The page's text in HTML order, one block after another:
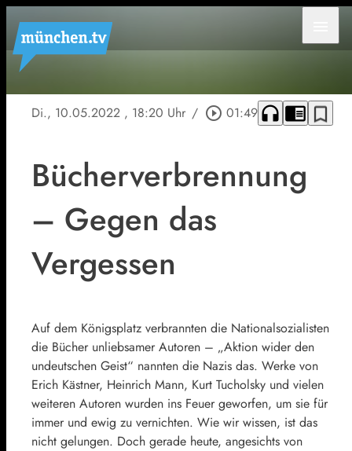
Di., 10.05.2022 , 18:20 Uhr / play_circle_outline 01:49 headphones chrome_reader_mode bookmark_border
Bücherverbrennung
– Gegen das
Vergessen
Auf dem Königsplatz verbrannten die Nationalsozialisten
die Bücher unliebsamer Autoren – „Aktion wider den
undeutschen Geist“ nannten die Nazis das. Werke von
Erich Kästner, Heinrich Mann, Kurt Tucholsky und vielen
weiteren Autoren wurden ins Feuer geworfen, um sie für
immer und ewig zu vernichten. Wie wir wissen, ist das
nicht gelungen. Doch gerade heute, angesichts von